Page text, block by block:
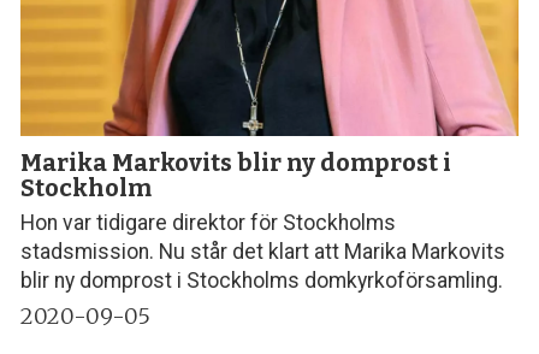
Marika Markovits blir ny domprost i
Stockholm
Hon var tidigare direktor för Stockholms
stadsmission. Nu står det klart att Marika Markovits
blir ny domprost i Stockholms domkyrkoförsamling.
2020-09-05